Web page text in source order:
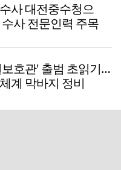
사 대전중수청으
사 전문인력 주목
호관' 출범 초읽기…
계 막바지 정비